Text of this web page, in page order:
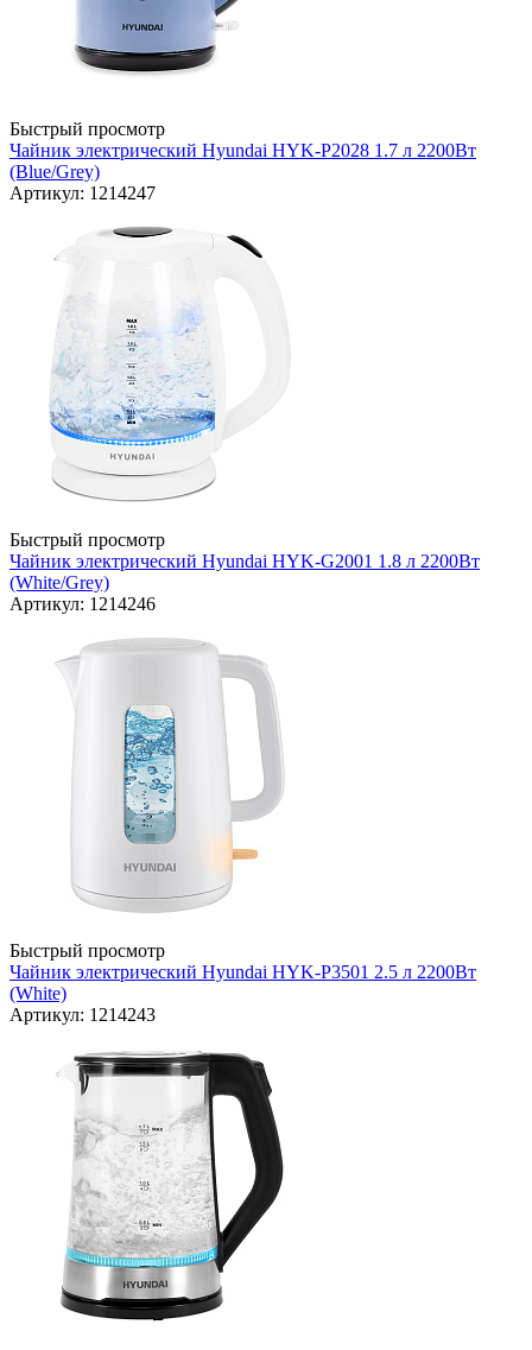
Быстрый просмотр
Чайник электрический Hyundai HYK-P2028 1.7 л 2200Вт
(Blue/Grey)
Артикул: 1214247
Быстрый просмотр
Чайник электрический Hyundai HYK-G2001 1.8 л 2200Вт
(White/Grey)
Артикул: 1214246
Быстрый просмотр
Чайник электрический Hyundai HYK-P3501 2.5 л 2200Вт
(White)
Артикул: 1214243